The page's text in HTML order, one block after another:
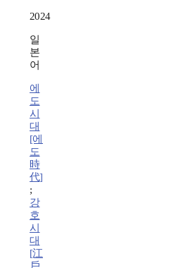
2024
일
본
어
에
도
시
대
[에
도
時
代]
;
강
호
시
대
[江